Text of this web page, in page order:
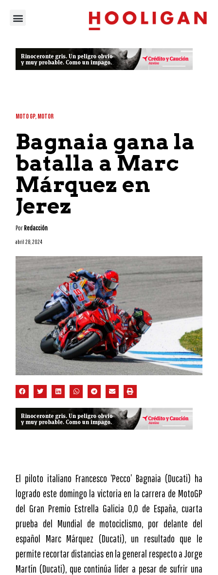
MOTO GP,MOTOR
Bagnaia gana la
batalla a Marc
Márquez en
Jerez
PorRedacción
abril 28, 2024
El piloto italiano Francesco ‘Pecco’ Bagnaia (Ducati) ha
logrado este domingo la victoria en la carrera de MotoGP
del Gran Premio Estrella Galicia 0,0 de España, cuarta
prueba del Mundial de motociclismo, por delante del
español Marc Márquez (Ducati), un resultado que le
permite recortar distancias en la general respecto a Jorge
Martín (Ducati), que continúa líder a pesar de sufrir una